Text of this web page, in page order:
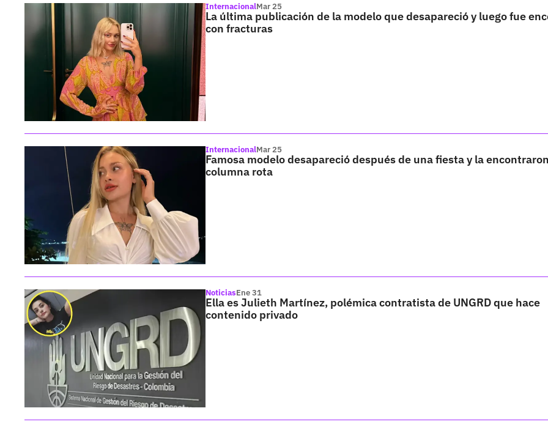
InternacionalMar 25
La última publicación de la modelo que desapareció y luego fue
con fracturas
InternacionalMar 25
Famosa modelo desapareció después de una fiesta y la
columna rota
NoticiasEne 31
Ella es Julieth Martínez, polémica contratista de UNGRD que hace
contenido privado